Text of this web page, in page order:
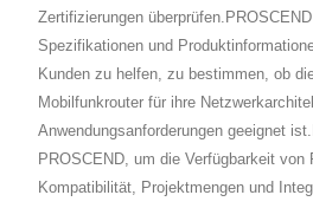
Zertifizierungen
Spezifikationen und
Kunden zu helfen, zu bestimmen, ob
Mobilfunkrouter für ihre
Anwendungsanforderungen geeignet
PROSCEND, um die Verfügbarkeit
Kompatibilität, Projektmengen und